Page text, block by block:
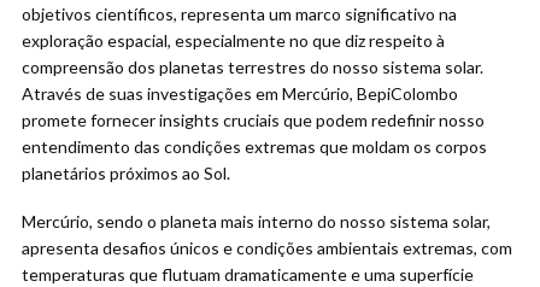
objetivos científicos, representa um marco significativo na
exploração espacial, especialmente no que diz respeito à
compreensão dos planetas terrestres do nosso sistema solar.
Através de suas investigações em Mercúrio, BepiColombo
promete fornecer insights cruciais que podem redefinir nosso
entendimento das condições extremas que moldam os corpos
planetários próximos ao Sol.
Mercúrio, sendo o planeta mais interno do nosso sistema solar,
apresenta desafios únicos e condições ambientais extremas, com
temperaturas que flutuam dramaticamente e uma superfície